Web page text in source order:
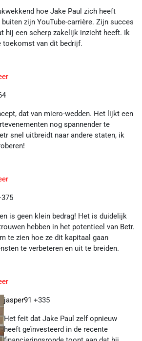
hoe Jake Paul zich heeft
zijn YouTube-carrière. Zijn succes
hij een scherp zakelijk inzicht heeft. Ik
toekomst van dit bedrijf.
dat van micro-wedden. Het lijkt een
nog spannender te
snel uitbreidt naar andere staten, ik
is geen klein bedrag! Het is duidelijk
hebben in het potentieel van Betr.
te zien hoe ze dit kapitaal gaan
te verbeteren en uit te breiden.
jasper91 +335
Het feit dat Jake Paul zelf opnieuw
heeft geïnvesteerd in de recente